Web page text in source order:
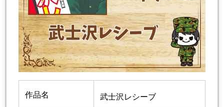
作品名 武士沢レシーブ